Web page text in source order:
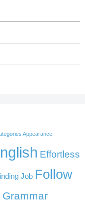
Appearance
Effortless
Job Follow
Grammar